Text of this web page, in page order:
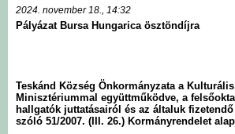
Választási információk
Falutörténet
2024. november 18., 14:32
Pályázat Bursa Hungarica ösztöndíjra
Teskánd Község Önkormányzata a
Minisztériummal együttműködve, a
hallgatók juttatásairól és az általuk fizetendő
szóló 51/2007. (III. 26.) Kormányrendelet